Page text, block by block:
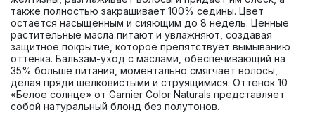
также полностью закрашивает 100% седины. Цвет
остается насыщенным и сияющим до 8 недель. Ценные
растительные масла питают и увлажняют, создавая
защитное покрытие, которое препятствует вымыванию
оттенка. Бальзам-уход с маслами, обеспечивающий на
35% больше питания, моментально смягчает волосы,
делая пряди шелковистыми и струящимися. Оттенок 10
«Белое солнце» от Garnier Color Naturals представляет
собой натуральный блонд без полутонов.